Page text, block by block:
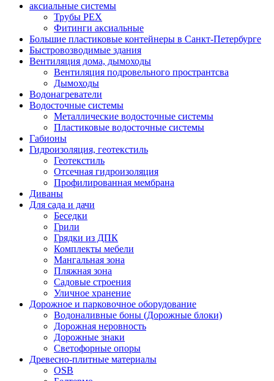
аксиальные системы
Трубы PEX
Фитинги аксиальные
Большие пластиковые контейнеры в Санкт-Петербурге
Быстровозводимые здания
Вентиляция дома, дымоходы
Вентиляция подровельного пространтсва
Дымоходы
Водонагреватели
Водосточные системы
Металлические водосточные системы
Пластиковые водосточные системы
Габионы
Гидроизоляция, геотекстиль
Геотекстиль
Отсечная гидроизоляция
Профилированная мембрана
Диваны
Для сада и дачи
Беседки
Грили
Грядки из ДПК
Комплекты мебели
Мангальная зона
Пляжная зона
Садовые строения
Уличное хранение
Дорожное и парковочное оборудование
Водоналивные боны (Дорожные блоки)
Дорожная неровность
Дорожные знаки
Светофорные опоры
Древесно-плитные материалы
OSB